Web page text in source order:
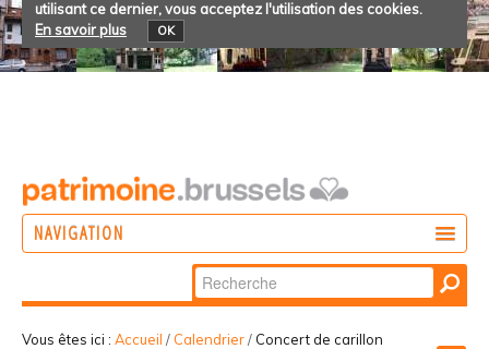
utilisant ce dernier, vous acceptez l'utilisation des cookies.
En savoir plus
OK
NAVIGATION
Chercher par
Recherche
avancée…
Vous êtes ici : Accueil / Calendrier/ Concert de carillon